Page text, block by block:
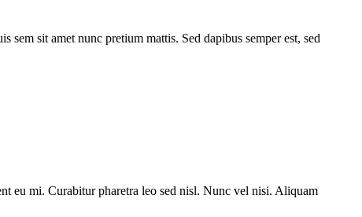
sit amet nunc pretium mattis. Sed dapibus semper est, sed
eu mi. Curabitur pharetra leo sed nisl. Nunc vel nisi. Aliquam